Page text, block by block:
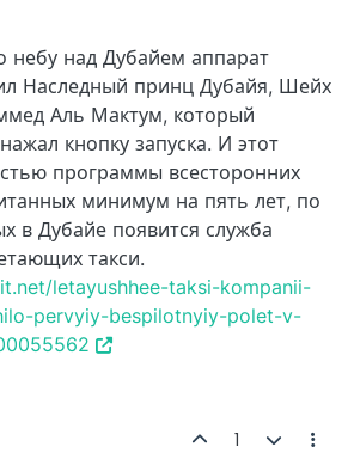
небу над Дубайем аппарат
Наследный принц Дубайя, Шейх
Аль Мактум, который
кнопку запуска. И этот
программы всесторонних
минимум на пять лет, по
в Дубайе появится служба
такси.
letayushhee-taksi-kompanii-
pervyiy-bespilotnyiy-polet-v-
1